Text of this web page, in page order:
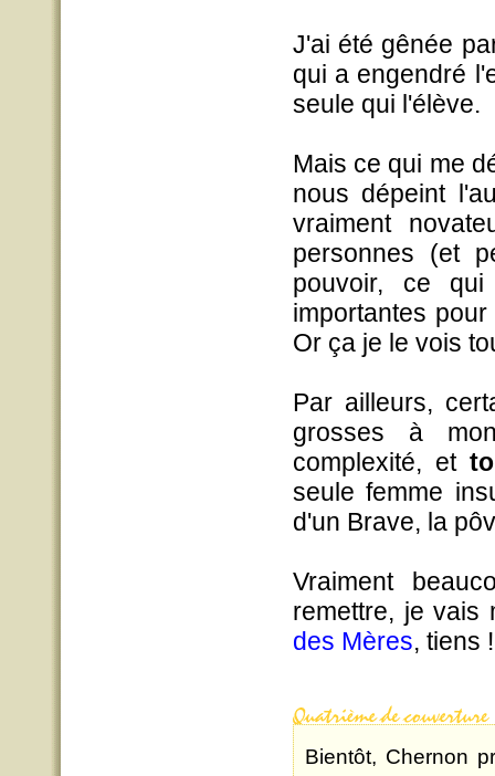
J'ai été gênée
qui a engendré
seule qui l'élève.
Mais ce qui me
nous dépeint
vraiment
personnes (et
pouvoir, ce qui
importantes
Or ça je le vois
Par ailleurs,
grosses à
complexité, et
seule femme
d'un Brave, la
Vraiment
remettre, je
des Mères, tiens !
Bientôt, Chernon